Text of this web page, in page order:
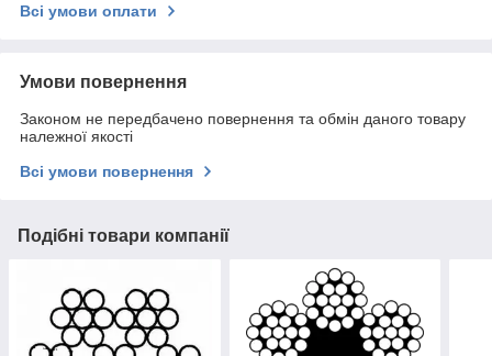
Всі умови оплати
Умови повернення
Законом не передбачено повернення та обмін даного товару
належної якості
Всі умови повернення
Подібні товари компанії